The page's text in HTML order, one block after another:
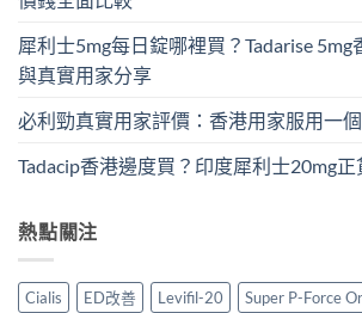
犀利士5mg每日錠哪裡買？Tadarise
與真實用家分享
必利勁真實用家評價：香港用家服用一
Tadacip香港邊度買？印度犀利士20mg
熱點關注
Cialis ED改善 Levifil-20 Super P-Force